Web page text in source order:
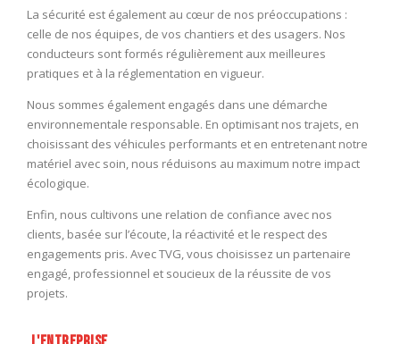
La sécurité est également au cœur de nos préoccupations :
celle de nos équipes, de vos chantiers et des usagers. Nos
conducteurs sont formés régulièrement aux meilleures
pratiques et à la réglementation en vigueur.
Nous sommes également engagés dans une démarche
environnementale responsable. En optimisant nos trajets, en
choisissant des véhicules performants et en entretenant notre
matériel avec soin, nous réduisons au maximum notre impact
écologique.
Enfin, nous cultivons une relation de confiance avec nos
clients, basée sur l’écoute, la réactivité et le respect des
engagements pris. Avec TVG, vous choisissez un partenaire
engagé, professionnel et soucieux de la réussite de vos
projets.